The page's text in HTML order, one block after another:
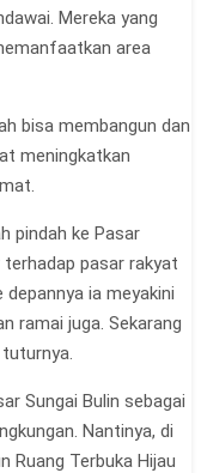
Mereka yang
area
bisa membangun dan
meningkatkan
pindah ke Pasar
terhadap pasar rakyat
ia meyakini
ramai juga. Sekarang
tuturnya.
Sungai Bulin sebagai
Nantinya, di
Ruang Terbuka Hijau